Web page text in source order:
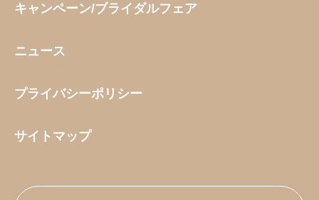
キャンペーン/ブライダルフェア
ニュース
プライバシーポリシー
サイトマップ